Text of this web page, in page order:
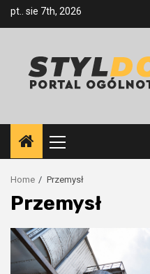
Skippt.. sie 7th, 2026
Menu
Home Przemysł
Przemysł